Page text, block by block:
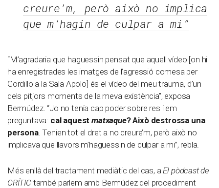
creure’m, però això no implica
que m’hagin de culpar a mi”
“M’agradaria que haguessin pensat que aquell vídeo [on hi
ha enregistrades les imatges de l’agressió comesa per
Gordillo a la Sala Apolo] és el vídeo del meu trauma, d’un
dels pitjors moments de la meva existència”, exposa
Bermúdez. “Jo no tenia cap poder sobre res i em
preguntava: cal aquestmatxaque? Això destrossa una
persona. Tenien tot el dret a no creure’m, però això no
implicava que llavors m’haguessin de culpar a mi”, rebla.
Més enllà del tractament mediàtic del cas, aEl pòdcast de
CRÍTICtambé parlem amb Bermúdez del procediment